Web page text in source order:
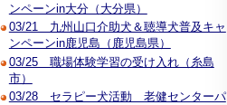
ンペーンin大分（大分県）
03/21 九州山口介助犬＆聴導犬普及キャ
ンペーンin鹿児島（鹿児島県）
03/25 職場体験学習の受け入れ（糸島
市）
03/28 セラピー犬活動 老健センターパ